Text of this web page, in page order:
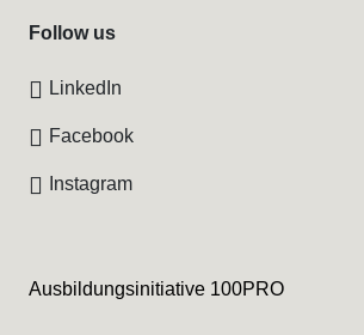
Ausbildungsinitiative 100PRO
Follow us
LinkedIn
Facebook
Instagram